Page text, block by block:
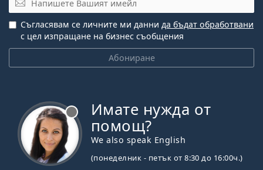
Абониране
Съгласявам се личните ми данни да бъдат обработвани
с цел изпращане на бизнес съобщения
Имате нужда от
помощ?
We also speak English
(понеделник - петък от 8:30 до 16:00ч.)